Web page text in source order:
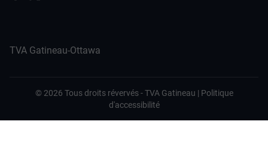
TVA Gatineau-Ottawa
© 2026 Tous droits révervés -TVA Gatineau | Politique
d'accessibilité